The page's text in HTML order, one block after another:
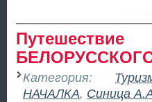
Категория:
НАЧАЛКА, Синица